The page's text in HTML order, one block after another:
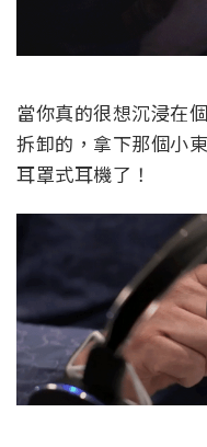
當你真的很想沉浸在
拆卸的，拿下那個小
耳罩式耳機了！